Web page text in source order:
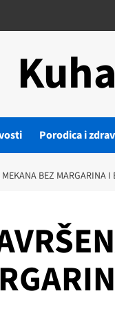
Porodica i
BEZ MARGARINA